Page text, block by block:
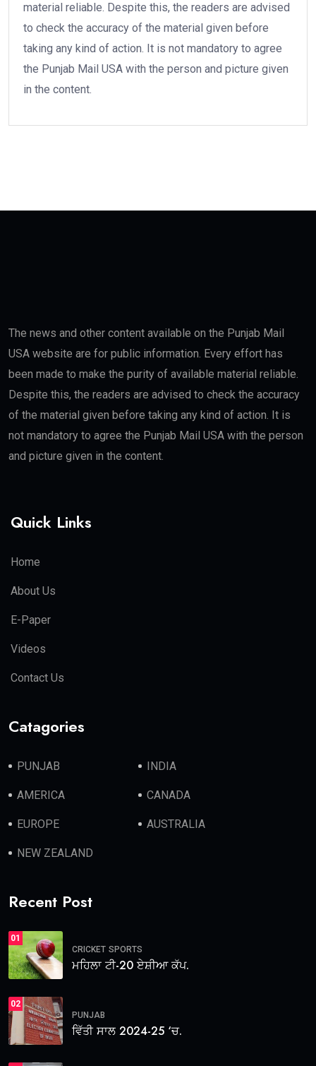
material reliable. Despite this, the readers are advised
to check the accuracy of the material given before
taking any kind of action. It is not mandatory to agree
the Punjab Mail USA with the person and picture given
in the content.
The news and other content available on the Punjab Mail
USA website are for public information. Every effort has
been made to make the purity of available material reliable.
Despite this, the readers are advised to check the accuracy
of the material given before taking any kind of action. It is
not mandatory to agree the Punjab Mail USA with the person
and picture given in the content.
Quick Links
Home
About Us
E-Paper
Videos
Contact Us
Catagories
PUNJAB INDIA
AMERICA CANADA
EUROPE AUSTRALIA
NEW ZEALAND
Recent Post
01
CRICKET SPORTS
ਮਹਿਲਾ ਟੀ-20 ਏਸ਼ੀਆ ਕੱਪ.
02
PUNJAB
ਵਿੱਤੀ ਸਾਲ 2024-25 ‘ਚ.